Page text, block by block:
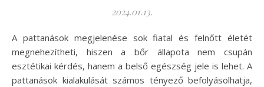
2024.01.13.
A pattanások megjelenése sok fiatal és felnőtt életét
megnehezítheti, hiszen a bőr állapota nem csupán
esztétikai kérdés, hanem a belső egészség jele is lehet. A
pattanások kialakulását számos tényező befolyásolhatja,